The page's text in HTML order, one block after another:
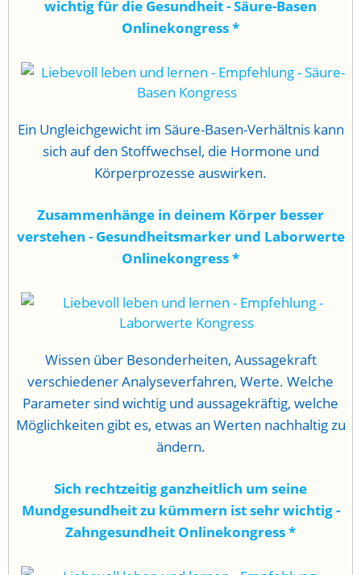
wichtig für die Gesundheit - Säure-Basen
Onlinekongress*
Ein Ungleichgewicht im Säure-Basen-Verhältnis kann
sich auf den Stoffwechsel, die Hormone und
Körperprozesse auswirken.
Zusammenhänge in deinem Körper besser
verstehen - Gesundheitsmarker und Laborwerte
Onlinekongress*
Wissen über Besonderheiten, Aussagekraft
verschiedener Analyseverfahren, Werte. Welche
Parameter sind wichtig und aussagekräftig, welche
Möglichkeiten gibt es, etwas an Werten nachhaltig zu
ändern.
Sich rechtzeitig ganzheitlich um seine
Mundgesundheit zu kümmern ist sehr wichtig -
Zahngesundheit Onlinekongress*